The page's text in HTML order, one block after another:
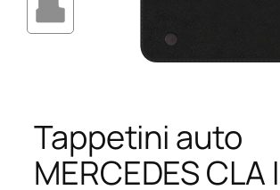
Tappetini auto
MERCEDES CLA